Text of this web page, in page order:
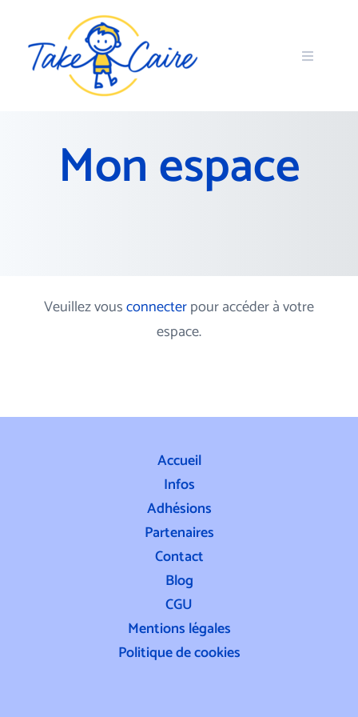
Mon espace
Veuillez vousconnecterpour accéder à votre
espace.
Accueil
Infos
Adhésions
Partenaires
Contact
Blog
CGU
Mentions légales
Politique de cookies